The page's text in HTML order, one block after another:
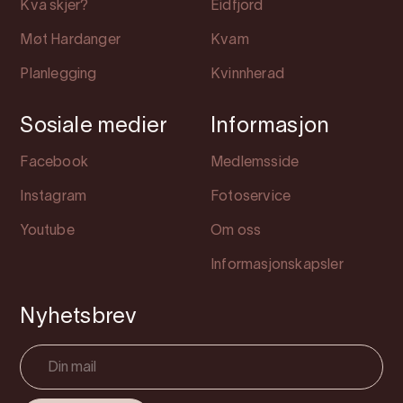
Kva skjer?
Møt Hardanger
Planlegging
Eidfjord
Kvam
Kvinnherad
Sosiale medier
Facebook
Instagram
Youtube
Informasjon
Medlemsside
Fotoservice
Om oss
Informasjonskapsler
Nyhetsbrev